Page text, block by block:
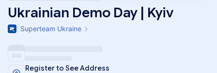
Ukrainian Demo Day | Kyiv
Superteam Ukraine
Register to See Address